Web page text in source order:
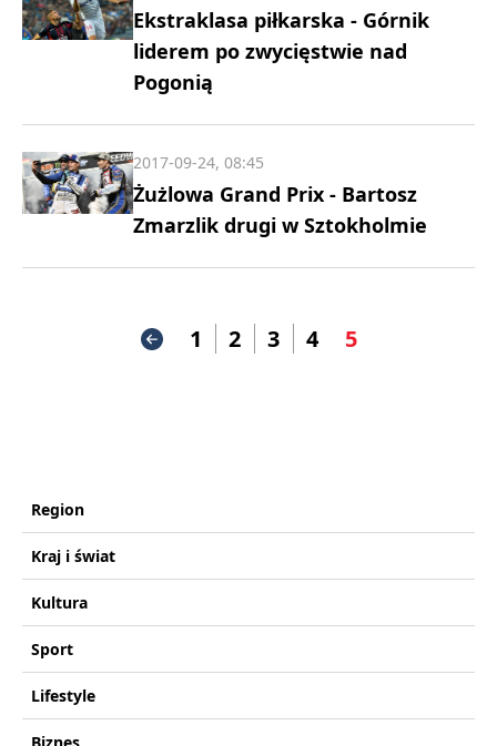
Ekstraklasa piłkarska - Górnik
liderem po zwycięstwie nad
Pogonią
Żużlowa Grand Prix - Bartosz
Zmarzlik drugi w Sztokholmie
2017-09-24, 08:45
1 2 3 4 5
Region
Kraj i świat
Kultura
Sport
Lifestyle